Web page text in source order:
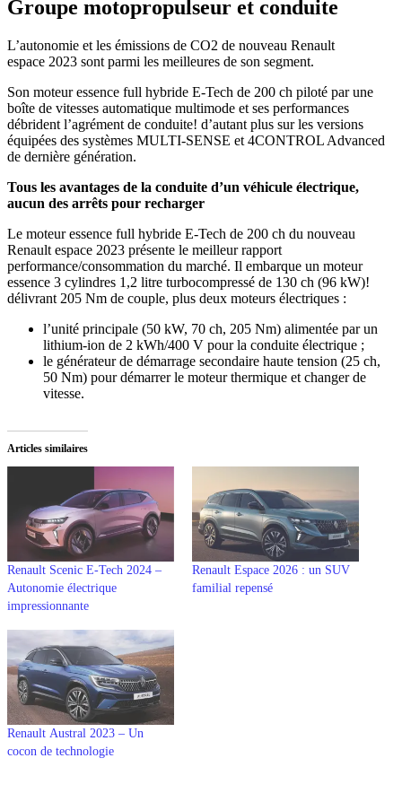
Groupe motopropulseur et conduite
L’autonomie et les émissions de CO2 de nouveau Renault
espace 2023 sont parmi les meilleures de son segment.
Son moteur essence full hybride E-Tech de 200 ch piloté par une
boîte de vitesses automatique multimode et ses performances
débrident l’agrément de conduite! d’autant plus sur les versions
équipées des systèmes MULTI-SENSE et 4CONTROL Advanced
de dernière génération.
Tous les avantages de la conduite d’un véhicule électrique,
aucun des arrêts pour recharger
Le moteur essence full hybride E-Tech de 200 ch du nouveau
Renault espace 2023 présente le meilleur rapport
performance/consommation du marché. Il embarque un moteur
essence 3 cylindres 1,2 litre turbocompressé de 130 ch (96 kW)!
délivrant 205 Nm de couple, plus deux moteurs électriques :
l’unité principale (50 kW, 70 ch, 205 Nm) alimentée par un
lithium-ion de 2 kWh/400 V pour la conduite électrique ;
le générateur de démarrage secondaire haute tension (25 ch,
50 Nm) pour démarrer le moteur thermique et changer de
vitesse.
Articles similaires
Renault Scenic E-Tech 2024 –
Autonomie électrique
impressionnante
Renault Espace 2026 : un SUV
familial repensé
Renault Austral 2023 – Un
cocon de technologie